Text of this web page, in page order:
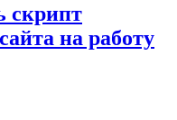
скрипт
на работу